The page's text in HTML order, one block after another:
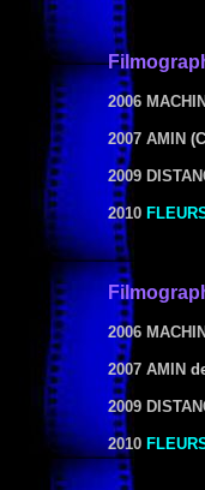
2006
2007 AMIN
2009
2010
2006
2007 AMIN
2009
2010